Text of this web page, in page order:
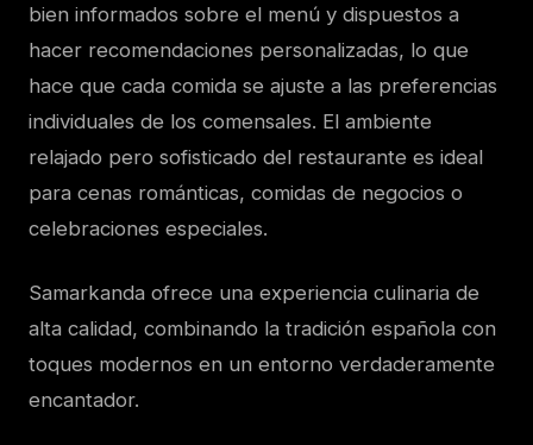
bien informados sobre el menú y dispuestos a
hacer recomendaciones personalizadas, lo que
hace que cada comida se ajuste a las preferencias
individuales de los comensales. El ambiente
relajado pero sofisticado del restaurante es ideal
para cenas románticas, comidas de negocios o
celebraciones especiales.
Samarkanda ofrece una experiencia culinaria de
alta calidad, combinando la tradición española con
toques modernos en un entorno verdaderamente
encantador.